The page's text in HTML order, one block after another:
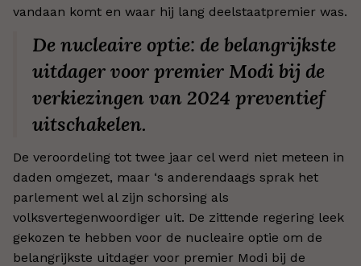
vandaan komt en waar hij lang deelstaatpremier was.
De nucleaire optie: de belangrijkste
uitdager voor premier Modi bij de
verkiezingen van 2024 preventief
uitschakelen.
De veroordeling tot twee jaar cel werd niet meteen in
daden omgezet, maar ‘s anderendaags sprak het
parlement wel al zijn schorsing als
volksvertegenwoordiger uit. De zittende regering leek
gekozen te hebben voor de nucleaire optie om de
belangrijkste uitdager voor premier Modi bij de